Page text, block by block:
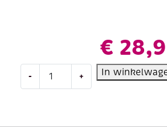
€
-
Amsterdam
+ In